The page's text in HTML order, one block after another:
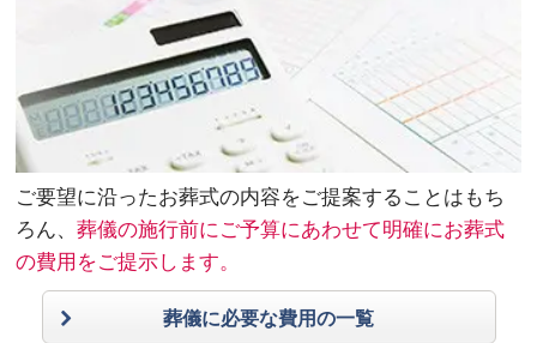
ご要望に沿ったお葬式の内容をご提案することはもち
ろん、葬儀の施行前にご予算にあわせて明確にお葬式
の費用をご提示します。
葬儀に必要な費用の一覧